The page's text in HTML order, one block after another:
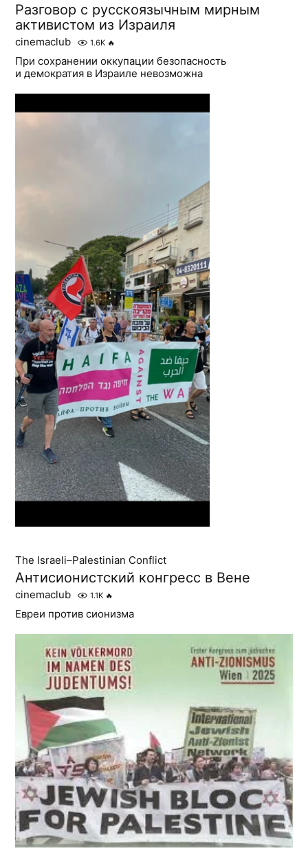
Разговор с русскоязычным мирным
активистом из Израиля
cinemaclub 1.6K 🔥
При сохранении оккупации безопасность
и демократия в Израиле невозможна
The Israeli–Palestinian Conflict
Антисионистский конгресс в Вене
cinemaclub 1.1K 🔥
Евреи против сионизма